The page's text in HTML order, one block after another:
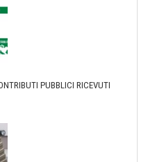
PUBBLICI RICEVUTI